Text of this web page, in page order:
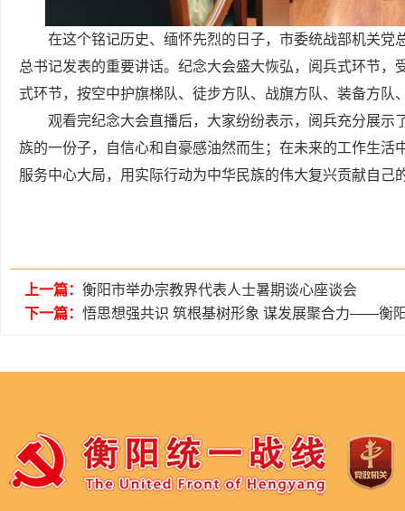
在这个铭记历史、缅怀先烈的日子，市委统战部机关
总书记发表的重要讲话。纪念大会盛大恢弘，阅兵式环节
式环节，按空中护旗梯队、徒步方队、战旗方队、装备方队
观看完纪念大会直播后，大家纷纷表示，阅兵充分展
族的一份子，自信心和自豪感油然而生；在未来的工作生
服务中心大局，用实际行动为中华民族的伟大复兴贡献自己
上一篇： 衡阳市举办宗教界代表人士暑期谈心座谈会
下一篇： 悟思想强共识 筑根基树形象 谋发展聚合力——衡